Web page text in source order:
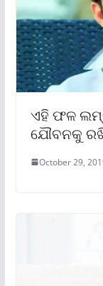
ଏହି ଫଳ
ଯୌବନକୁ
October 29,